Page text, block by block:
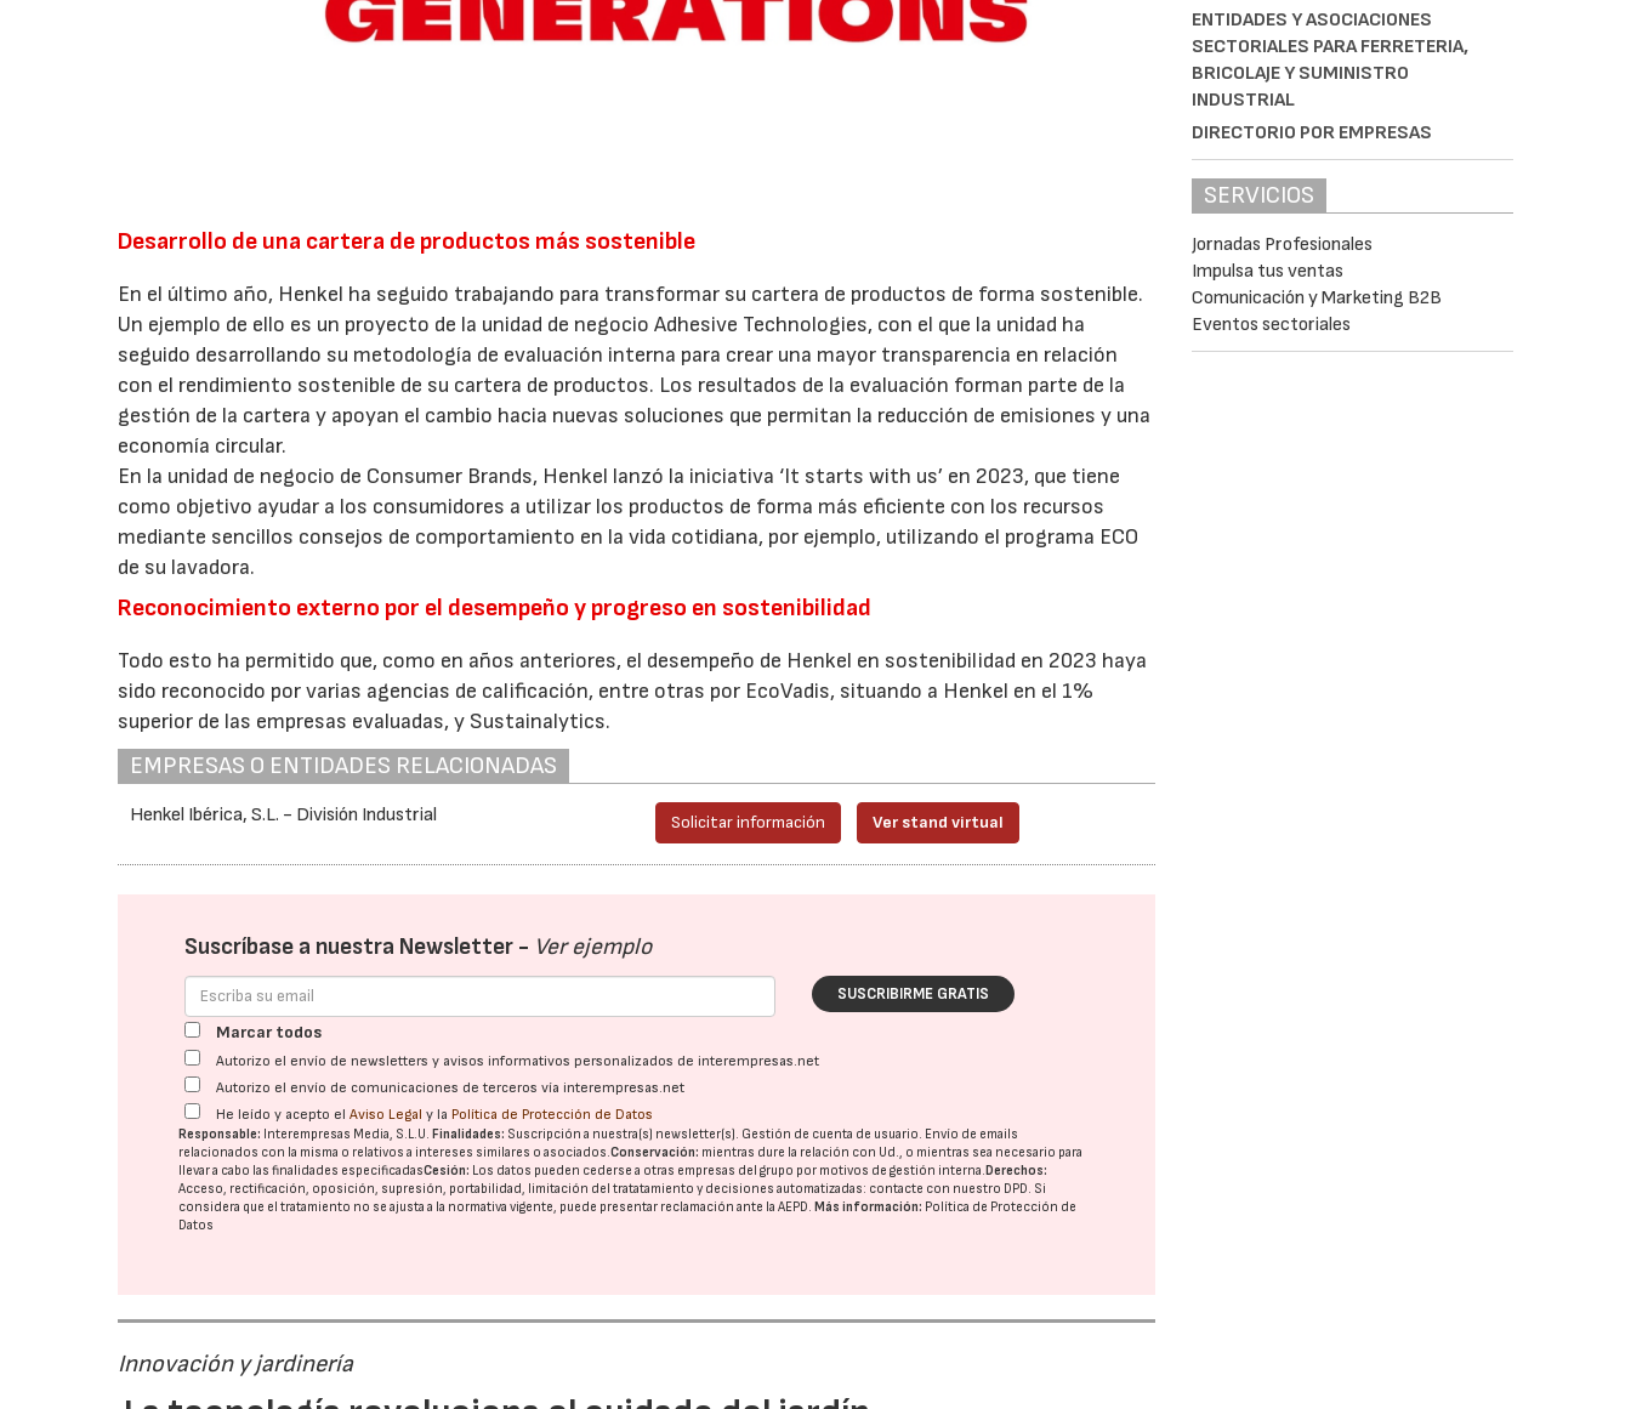
Desarrollo de una cartera de productos más sostenible
En el último año, Henkel ha seguido trabajando para transformar su cartera de productos de forma sostenible.
Un ejemplo de ello es un proyecto de la unidad de negocio Adhesive Technologies, con el que la unidad ha
seguido desarrollando su metodología de evaluación interna para crear una mayor transparencia en relación
con el rendimiento sostenible de su cartera de productos. Los resultados de la evaluación forman parte de la
gestión de la cartera y apoyan el cambio hacia nuevas soluciones que permitan la reducción de emisiones y una
economía circular.
En la unidad de negocio de Consumer Brands, Henkel lanzó la iniciativa ‘It starts with us’ en 2023, que tiene
como objetivo ayudar a los consumidores a utilizar los productos de forma más eficiente con los recursos
mediante sencillos consejos de comportamiento en la vida cotidiana, por ejemplo, utilizando el programa ECO
de su lavadora.
Reconocimiento externo por el desempeño y progreso en sostenibilidad
Todo esto ha permitido que, como en años anteriores, el desempeño de Henkel en sostenibilidad en 2023 haya
sido reconocido por varias agencias de calificación, entre otras por EcoVadis, situando a Henkel en el 1%
superior de las empresas evaluadas, y Sustainalytics.
EMPRESAS O ENTIDADES RELACIONADAS
Henkel Ibérica, S.L. - División Industrial Solicitar información Ver stand virtual
Suscríbase a nuestra Newsletter - Ver ejemplo
SUSCRIBIRME GRATIS
Marcar todos
Autorizo el envío de newsletters y avisos informativos personalizados de interempresas.net
Autorizo el envío de comunicaciones de terceros vía interempresas.net
He leído y acepto elAviso Legal y la Política de Protección de Datos
Responsable: Interempresas Media, S.L.U.Finalidades: Suscripción a nuestra(s) newsletter(s). Gestión de cuenta de usuario. Envío de emails
relacionados con la misma o relativos a intereses similares o asociados.Conservación: mientras dure la relación con Ud., o mientras sea necesario para
llevar a cabo las finalidades especificadasCesión: Los datos pueden cederse a otras empresas del grupo por motivos de gestión interna.Derechos:
Acceso, rectificación, oposición, supresión, portabilidad, limitación del tratatamiento y decisiones automatizadas: contacte con nuestro DPD. Si
considera que el tratamiento no se ajusta a la normativa vigente, puede presentar reclamación ante laAEPD.Más información: Política de Protección de
Datos
Innovación y jardinería
ENTIDADES Y ASOCIACIONES
SECTORIALES PARA FERRETERIA,
BRICOLAJE Y SUMINISTRO
INDUSTRIAL
DIRECTORIO POR EMPRESAS
SERVICIOS
Jornadas Profesionales
Impulsa tus ventas
Comunicación y Marketing B2B
Eventos sectoriales